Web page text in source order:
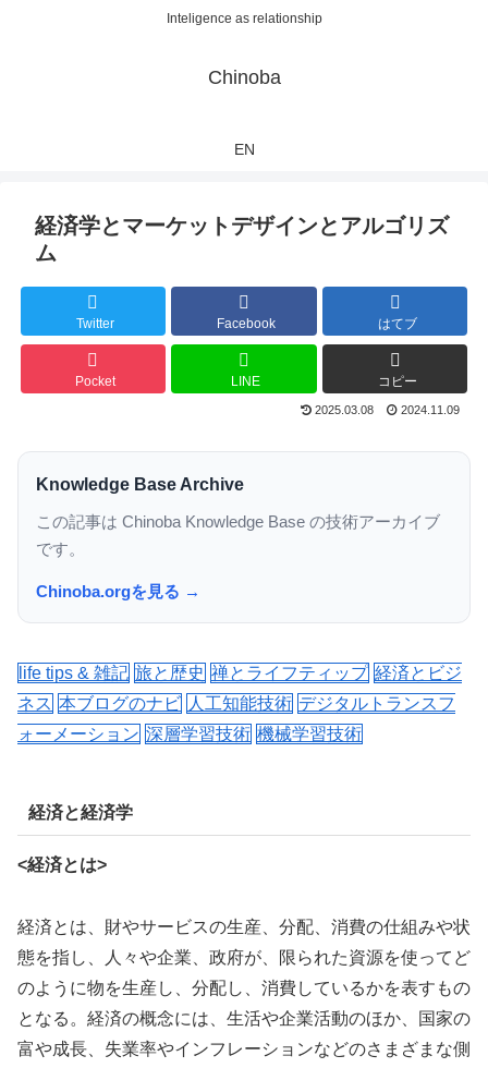
Inteligence as relationship
Chinoba
EN
経済学とマーケットデザインとアルゴリズ
ム
Twitter Facebook はてブ
Pocket LINE コピー
2025.03.08 2024.11.09
Knowledge Base Archive
この記事は Chinoba Knowledge Base の技術アーカイブ
です。
Chinoba.orgを見る →
life tips & 雑記 旅と歴史 禅とライフティップ 経済とビジ
ネス 本ブログのナビ 人工知能技術 デジタルトランスフ
ォーメーション 深層学習技術 機械学習技術
経済と経済学
<経済とは>
経済とは、財やサービスの生産、分配、消費の仕組みや状
態を指し、人々や企業、政府が、限られた資源を使ってど
のように物を生産し、分配し、消費しているかを表すもの
となる。経済の概念には、生活や企業活動のほか、国家の
富や成長、失業率やインフレーションなどのさまざまな側